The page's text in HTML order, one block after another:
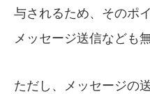
与されるため、そのポ
メッセージ送信なども
ただし、メッセージの